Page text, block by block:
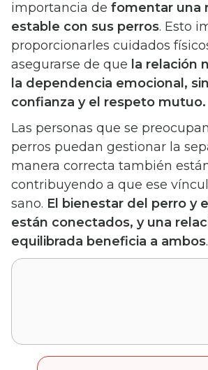
importancia de fomentar una
estable con sus perros. Esto
proporcionarles cuidados
asegurarse de que la relación
la dependencia emocional,
confianza y el respeto mutuo.
Las personas que se
perros puedan gestionar la
manera correcta también
contribuyendo a que ese
sano. El bienestar del perro y
están conectados, y una
equilibrada beneficia a ambos.